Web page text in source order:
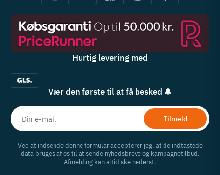
Hurtig levering med
Vær den første til at få besked 🔔
Tilmeld
Ved at indsende denne formular accepterer jeg, at de indtastede
data bruges af os til at sende nyhedsbreve og kampagnetilbud.
Afmelding kan altid ske nederst.